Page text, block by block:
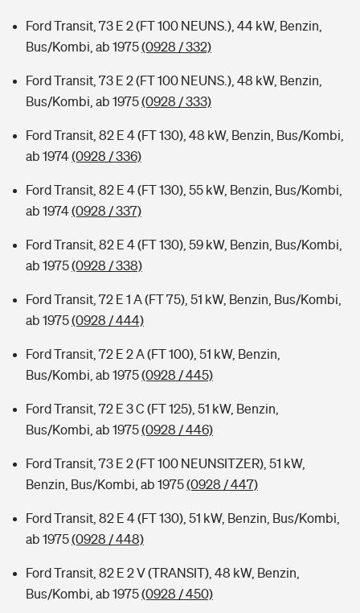
Ford Transit, 73 E 2 (FT 100 NEUNS.), 44 kW, Benzin,
Bus/Kombi, ab 1975(0928 / 332)
Ford Transit, 73 E 2 (FT 100 NEUNS.), 48 kW, Benzin,
Bus/Kombi, ab 1975(0928 / 333)
Ford Transit, 82 E 4 (FT 130), 48 kW, Benzin, Bus/Kombi,
ab 1974(0928 / 336)
Ford Transit, 82 E 4 (FT 130), 55 kW, Benzin, Bus/Kombi,
ab 1974(0928 / 337)
Ford Transit, 82 E 4 (FT 130), 59 kW, Benzin, Bus/Kombi,
ab 1975(0928 / 338)
Ford Transit, 72 E 1 A (FT 75), 51 kW, Benzin, Bus/Kombi,
ab 1975(0928 / 444)
Ford Transit, 72 E 2 A (FT 100), 51 kW, Benzin,
Bus/Kombi, ab 1975(0928 / 445)
Ford Transit, 72 E 3 C (FT 125), 51 kW, Benzin,
Bus/Kombi, ab 1975(0928 / 446)
Ford Transit, 73 E 2 (FT 100 NEUNSITZER), 51 kW,
Benzin, Bus/Kombi, ab 1975(0928 / 447)
Ford Transit, 82 E 4 (FT 130), 51 kW, Benzin, Bus/Kombi,
ab 1975(0928 / 448)
Ford Transit, 82 E 2 V (TRANSIT), 48 kW, Benzin,
Bus/Kombi, ab 1975(0928 / 450)